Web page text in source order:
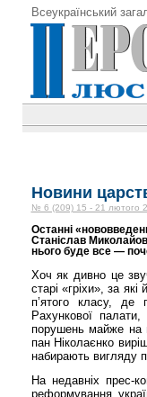
Всеукраїнський
Новини
№ 6 (209) 15 - 21 лютого
Останні
Станіслав
нього буде все —
Хоч як дивно це
старі «гріхи», за
п’ятого класу, де
Рахункової
порушень майже на
пан Ніколаєнко
набирають вигляду
На недавніх прес-
реформування